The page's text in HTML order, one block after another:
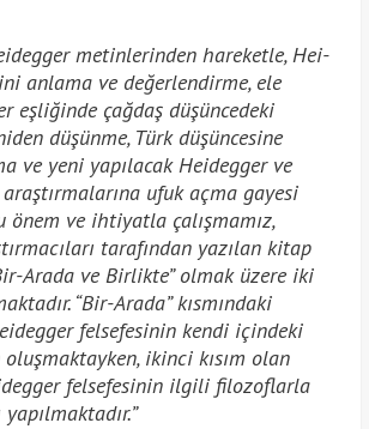
metinlerinden hareketle, Hei­
anlama ve değerlendirme, ele
eşliğinde çağdaş düşüncedeki
düşünme, Türk düşüncesine
ve yeni yapılacak Heidegger ve
araştırmalarına ufuk açma gayesi
önem ve ihtiyatla çalışmamız,
tarafın­dan yazılan kitap
Arada ve Birlikte” olmak üzere iki
“Bir-Arada” kısmındaki
felsefesinin kendi içindeki
ikinci kısım olan
felsefesinin ilgili filozoflarla